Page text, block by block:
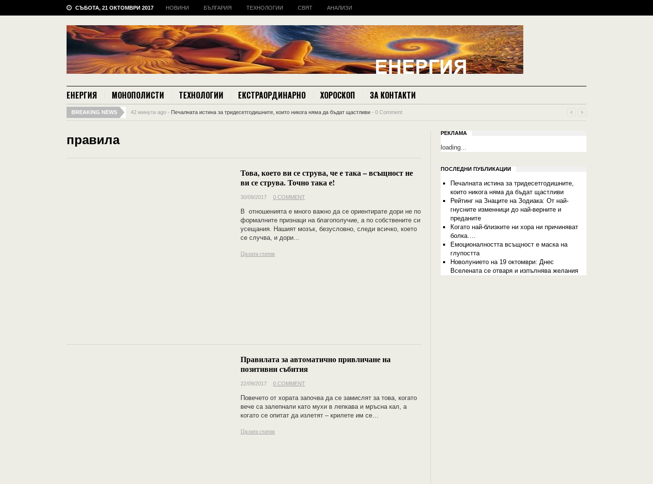
СЪБОТА, 21 ОКТОМВРИ 2017 НОВИНИ БЪЛГАРИЯ ТЕХНОЛОГИИ СВЯТ АНАЛИЗИ
ЕНЕРГИЯ МОНОПОЛИСТИ ТЕХНОЛОГИИ ЕКСТРАОРДИНАРНО ХОРОСКОП ЗА КОНТАКТИ
BREAKING NEWS 42 минути ago - Печалната истина за тридесетгодишните, които никога няма да бъдат щастливи - 0 Comment
правила
Това, което ви се струва, че е така – всъщност не
ви се струва. Точно така е!
30/09/2017 0 COMMENT
В отношенията е много важно да се ориентирате дори не по
формалните признаци на благополучие, а по собствените си
усещания. Нашият мозък, безусловно, следи всичко, което
се случва, и дори…
Цялата статия
Правилата за автоматично привличане на
позитивни събития
22/09/2017 0 COMMENT
Повечето от хората започва да се замислят за това, когато
вече са залепнали като мухи в лепкава и мръсна кал, а
когато се опитат да излетят – крилете им се…
Цялата статия
РЕКЛАМА
loading...
ПОСЛЕДНИ ПУБЛИКАЦИИ
Печалната истина за тридесетгодишните,
които никога няма да бъдат щастливи
Рейтинг на Знаците на Зодиака: От най-
гнусните изменници до най-верните и
преданите
Когато най-близките ни хора ни причиняват
болка….
Емоционалността всъщност е маска на
глупостта
Новолунието на 19 октомври: Днес
Вселената се отваря и изпълнява желания